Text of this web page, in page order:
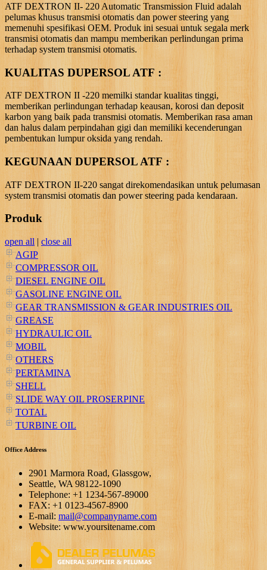
ATF DEXTRON II- 220 Automatic Transmission Fluid adalah
pelumas khusus transmisi otomatis dan power steering yang
memenuhi spesifikasi OEM. Produk ini sesuai untuk segala merk
transmisi otomatis dan mampu memberikan perlindungan prima
terhadap system transmisi otomatis.
KUALITAS DUPERSOL ATF :
ATF DEXTRON II -220 memilki standar kualitas tinggi,
memberikan perlindungan terhadap keausan, korosi dan deposit
karbon yang baik pada transmisi otomatis. Memberikan rasa aman
dan halus dalam perpindahan gigi dan memiliki kecenderungan
pembentukan lumpur oksida yang rendah.
KEGUNAAN DUPERSOL ATF :
ATF DEXTRON II-220 sangat direkomendasikan untuk pelumasan
system transmisi otomatis dan power steering pada kendaraan.
Produk
open all | close all
AGIP
COMPRESSOR OIL
DIESEL ENGINE OIL
GASOLINE ENGINE OIL
GEAR TRANSMISSION & GEAR INDUSTRIES OIL
GREASE
HYDRAULIC OIL
MOBIL
OTHERS
PERTAMINA
SHELL
SLIDE WAY OIL PROSERPINE
TOTAL
TURBINE OIL
Office Address
2901 Marmora Road, Glassgow,
Seattle, WA 98122-1090
Telephone: +1 1234-567-89000
FAX: +1 0123-4567-8900
E-mail: mail@companyname.com
Website: www.yoursitename.com